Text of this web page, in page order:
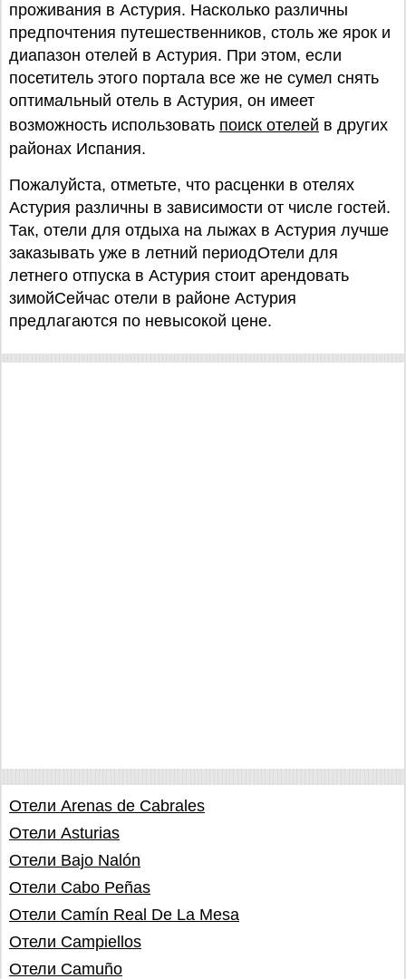
проживания в Астурия. Насколько различны
предпочтения путешественников, столь же ярок и
диапазон отелей в Астурия. При этом, если
посетитель этого портала все же не сумел снять
оптимальный отель в Астурия, он имеет
возможность использовать поиск отелей в других
районах Испания.
Пожалуйста, отметьте, что расценки в отелях
Астурия различны в зависимости от числе гостей.
Так, отели для отдыха на лыжах в Астурия лучше
заказывать уже в летний периодОтели для
летнего отпуска в Астурия стоит арендовать
зимойСейчас отели в районе Астурия
предлагаются по невысокой цене.
Отели Arenas de Cabrales
Отели Asturias
Отели Bajo Nalón
Отели Cabo Peñas
Отели Camín Real De La Mesa
Отели Campiellos
Отели Camuño